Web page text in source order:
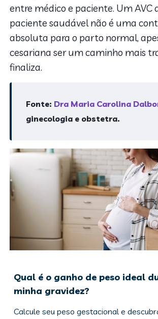
entre médico e paciente. Um AVC
paciente saudável não é uma
absoluta para o parto normal,
cesariana ser um caminho mais
finaliza.
Fonte: Dra Maria Carolina
ginecologia e obstetra.